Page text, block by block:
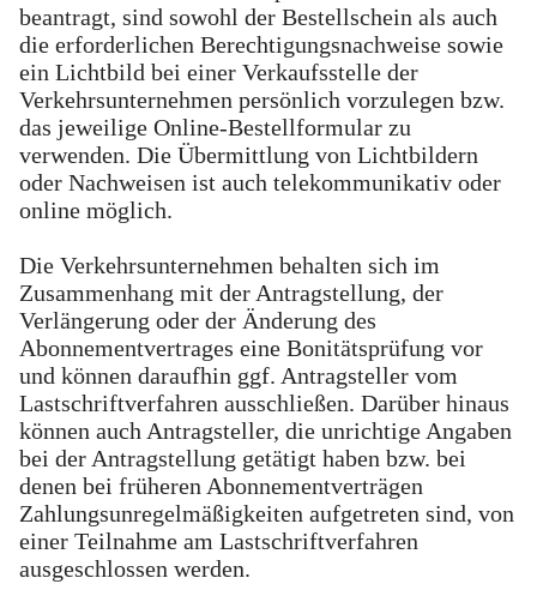
beantragt, sind sowohl der Bestellschein als auch
die erforderlichen Berechtigungsnachweise sowie
ein Lichtbild bei einer Verkaufsstelle der
Verkehrsunternehmen persönlich vorzulegen bzw.
das jeweilige Online-Bestellformular zu
verwenden. Die Übermittlung von Lichtbildern
oder Nachweisen ist auch telekommunikativ oder
online möglich.
Die Verkehrsunternehmen behalten sich im
Zusammenhang mit der Antragstellung, der
Verlängerung oder der Änderung des
Abonnementvertrages eine Bonitätsprüfung vor
und können daraufhin ggf. Antragsteller vom
Lastschriftverfahren ausschließen. Darüber hinaus
können auch Antragsteller, die unrichtige Angaben
bei der Antragstellung getätigt haben bzw. bei
denen bei früheren Abonnementverträgen
Zahlungsunregelmäßigkeiten aufgetreten sind, von
einer Teilnahme am Lastschriftverfahren
ausgeschlossen werden.